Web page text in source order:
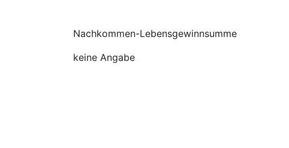
Nachkommen-Lebensgewinnsumme
keine Angabe